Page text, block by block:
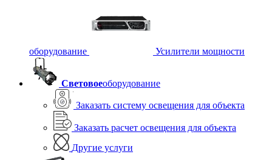
оборудование Усилители мощности
Световоеоборудование
Заказать систему освещения для объекта
Заказать расчет освещения для объекта
Другие услуги